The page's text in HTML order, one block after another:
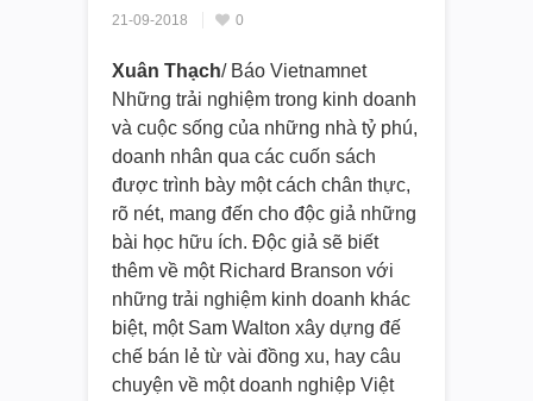
21-09-2018 0
Xuân Thạch/ Báo Vietnamnet
Những trải nghiệm trong kinh doanh
và cuộc sống của những nhà tỷ phú,
doanh nhân qua các cuốn sách
được trình bày một cách chân thực,
rõ nét, mang đến cho độc giả những
bài học hữu ích. Độc giả sẽ biết
thêm về một Richard Branson với
những trải nghiệm kinh doanh khác
biệt, một Sam Walton xây dựng đế
chế bán lẻ từ vài đồng xu, hay câu
chuyện về một doanh nghiệp Việt